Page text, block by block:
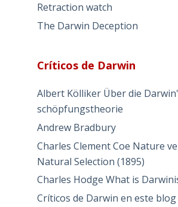
Retraction watch
The Darwin Deception
Críticos de Darwin
Albert Kölliker Über die
schöpfungstheorie
Andrew Bradbury
Charles Clement Coe Nature
Natural Selection (1895)
Charles Hodge What is
Críticos de Darwin en este blog